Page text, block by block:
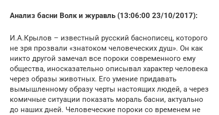
Анализ басни Волк и журавль (13:06:00 23/10/2017):
И.А.Крылов – известный русский баснописец, которого
не зря прозвали «знатоком человеческих душ». Он как
никто другой замечал все пороки современного ему
общества, иносказательно описывал характер человека
через образы животных. Его умение придавать
вымышленному образу черты настоящих людей, а через
комичные ситуации показать мораль басни, актуально
до наших дней. Человеческие пороки со временем не